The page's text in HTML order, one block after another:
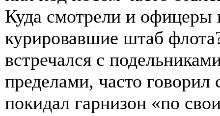
Куда смотрели и офицеры
курировавшие штаб
встречался с
пределами, часто
покидал гарнизон «по